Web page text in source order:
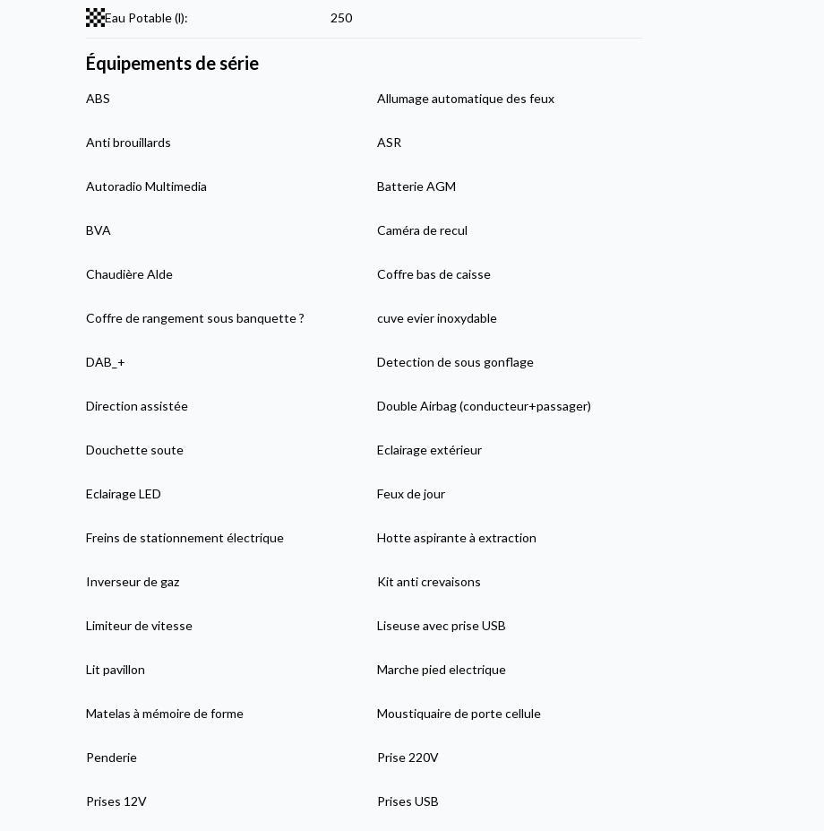
Eau Potable (l): 250
Équipements de série
ABS Allumage automatique des feux
Anti brouillards ASR
Autoradio Multimedia Batterie AGM
BVA Caméra de recul
Chaudière Alde Coffre bas de caisse
Coffre de rangement sous banquette ? cuve evier inoxydable
DAB_+ Detection de sous gonflage
Direction assistée Double Airbag (conducteur+passager)
Douchette soute Eclairage extérieur
Eclairage LED Feux de jour
Freins de stationnement électrique Hotte aspirante à extraction
Inverseur de gaz Kit anti crevaisons
Limiteur de vitesse Liseuse avec prise USB
Lit pavillon Marche pied electrique
Matelas à mémoire de forme Moustiquaire de porte cellule
Penderie Prise 220V
Prises 12V Prises USB